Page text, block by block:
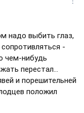
надо выбить глаз,
-
чем-нибудь
перестал...
и порешительней
положил